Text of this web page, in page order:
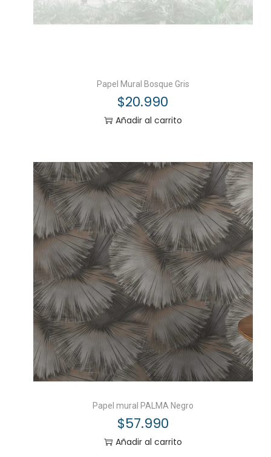
Papel Mural Bosque Gris
$20.990
Añadir al carrito
Papel mural PALMA Negro
$57.990
Añadir al carrito